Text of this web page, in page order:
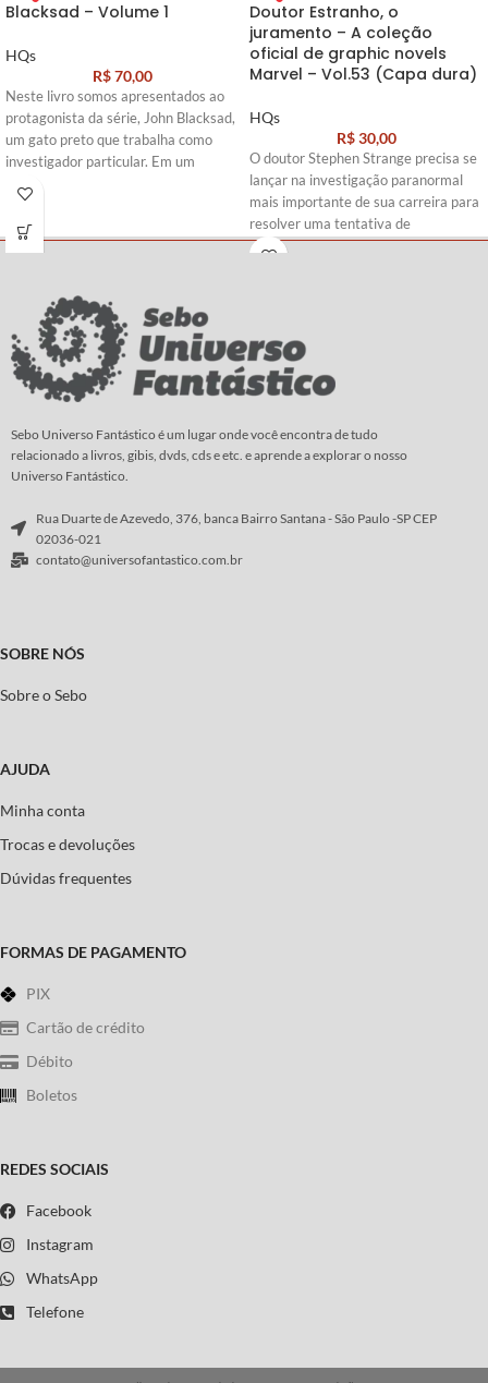
Blacksad – Volume 1
HQs
R$70,00
Neste livro somos apresentados ao
protagonista da série, John Blacksad,
um gato preto que trabalha como
investigador particular. Em um
cenário de filme noir dos anos 1950,
esse detetive deve solucionar
assassinatos misteriosos e enfrentar
gangsteres perigosos.
Guarnido
Doutor Estranho, o
juramento – A coleção
oficial de graphic novels
Marvel – Vol.53 (Capa dura)
HQs
R$30,00
O doutor Stephen Strange precisa se
lançar na investigação paranormal
mais importante de sua carreira para
resolver uma tentativa de
assassinato - o seu! Com o fiel
Marvel.
Roteiro:Brian K. Vaughan
Sebo Universo Fantástico é um lugar onde você encontra de tudo
relacionado a livros, gibis, dvds, cds e etc. e aprende a explorar o nosso
Universo Fantástico.
Rua Duarte de Azevedo, 376, banca Bairro Santana - São Paulo -SP CEP
02036-021
contato@universofantastico.com.br
SOBRE NÓS
Sobre o Sebo
AJUDA
Minha conta
Trocas e devoluções
Dúvidas frequentes
FORMAS DE PAGAMENTO
PIX
Cartão de crédito
Débito
Boletos
REDES SOCIAIS
Facebook
Instagram
WhatsApp
Telefone